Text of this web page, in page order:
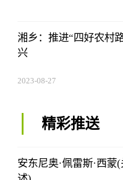
湘乡：推进“四好农村
兴
2023-08-27
精彩推送
安东尼奥·佩雷斯·西蒙